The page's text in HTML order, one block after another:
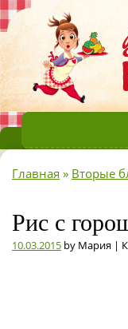
Главная » Вторые
Рис с
10.03.2015 by Мария |